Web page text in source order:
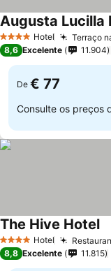
4 EstrelasHotel Terraço
Augusta Lucilla
8,6 Excelente 11.904
De € 77
Consulte os preços
4 EstrelasHotel
The Hive Hotel
8,8 Excelente 11.815